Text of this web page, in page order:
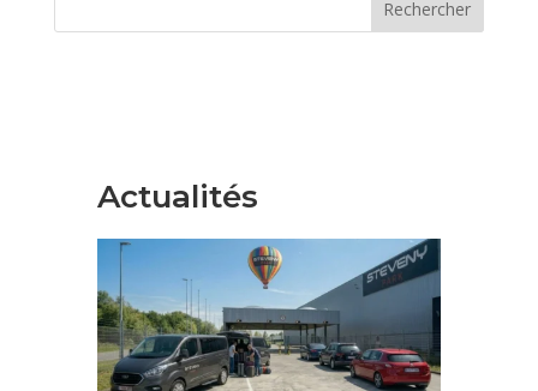
Rechercher
Actualités